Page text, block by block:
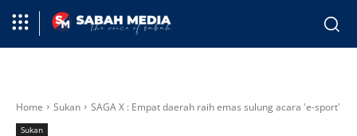
Home Sukan SAGA X : Empat daerah raih emas sulung acara 'e-sport'
Sukan